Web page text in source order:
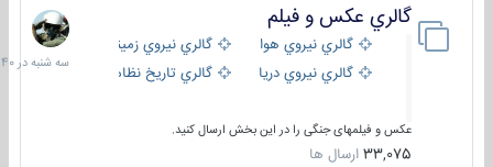
گالري عكس و فيلم
گالري نيروي هوايي
گالري نيروي زميني
گالري نيروي دريايي
گالري تاریخ نظامی
عکس و فیلمهای جنگی را در این بخش ارسال کنید.
33,075 ارسال ها
سه
شنبه
در